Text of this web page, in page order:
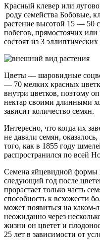
Красный клевер или
роду семейства Бобовые,
растение высотой 15 — 50
побегов, прямостоячих
состоят из 3
Цветы — шаровидные
— 70 мелких красных
внутри цветков, поэтому
нектар своими длинными
зависит количество семян.
Интересно, что когда их
не давали семян,
того, как в 1855 году
распространился по всей
Семена яйцевидной формы
следующий год после
прорастает только часть
способность к всхожести
может появиться на каком-
неожиданно через
жизни он цветет и
25 лет в зависимости от